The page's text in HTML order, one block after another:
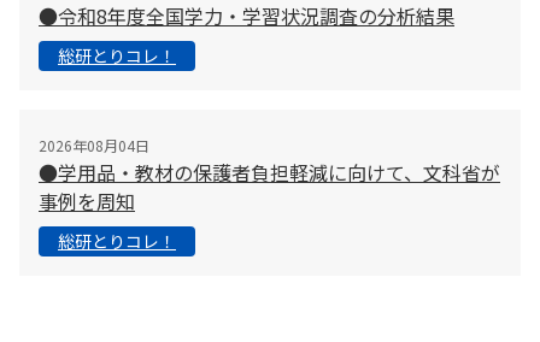
●令和8年度全国学力・学習状況調査の分析結果
総研とりコレ！
2026年08月04日
●学用品・教材の保護者負担軽減に向けて、文科省が
事例を周知
総研とりコレ！